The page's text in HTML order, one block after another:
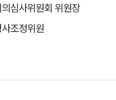
심사위원회 위원장
조정위원